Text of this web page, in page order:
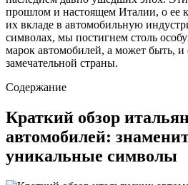
прошлом и настоящем Италии, о ее
их вкладе в автомобильную
символах, мы постигнем столь
марок автомобилей, а может быть, и
замечательной страны.
Содержание
Краткий обзор
автомобилей:
уникальные символы